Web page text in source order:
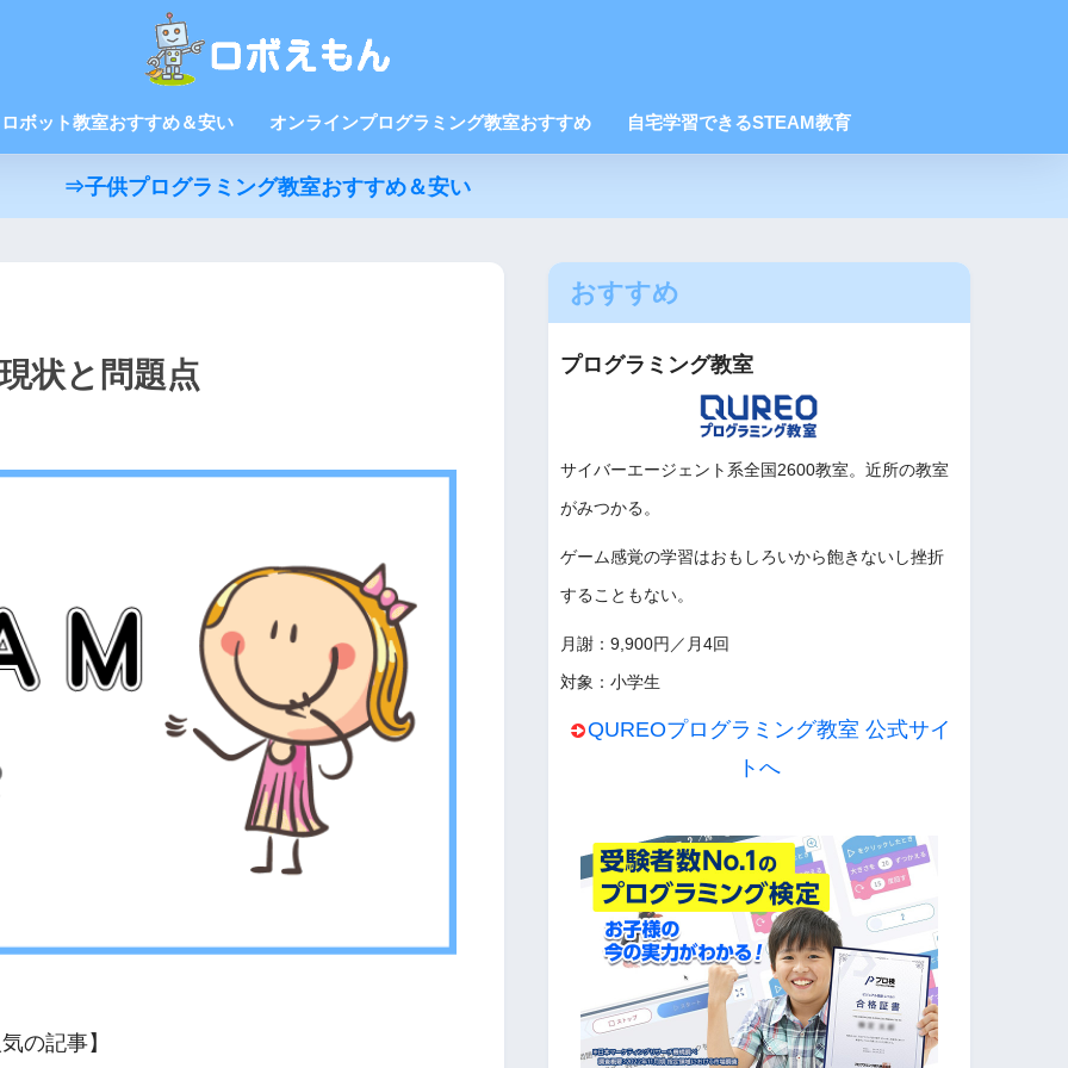
ロボット教室おすすめ＆安い オンラインプログラミング教室おすすめ 自宅学習できるSTEAM教育
⇒子供プログラミング教室おすすめ＆安い
状と問題点
の記事】
おすすめ
プログラミング教室
サイバーエージェント系全国2600教室。近所の教室
がみつかる。
ゲーム感覚の学習はおもしろいから飽きないし挫折
することもない。
月謝：9,900円／月4回
対象：小学生
QUREOプログラミング教室 公式サイ
トへ